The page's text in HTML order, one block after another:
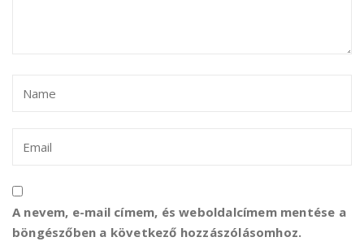
A nevem, e-mail címem, és weboldalcímem mentése a
böngészőben a következő hozzászólásomhoz.